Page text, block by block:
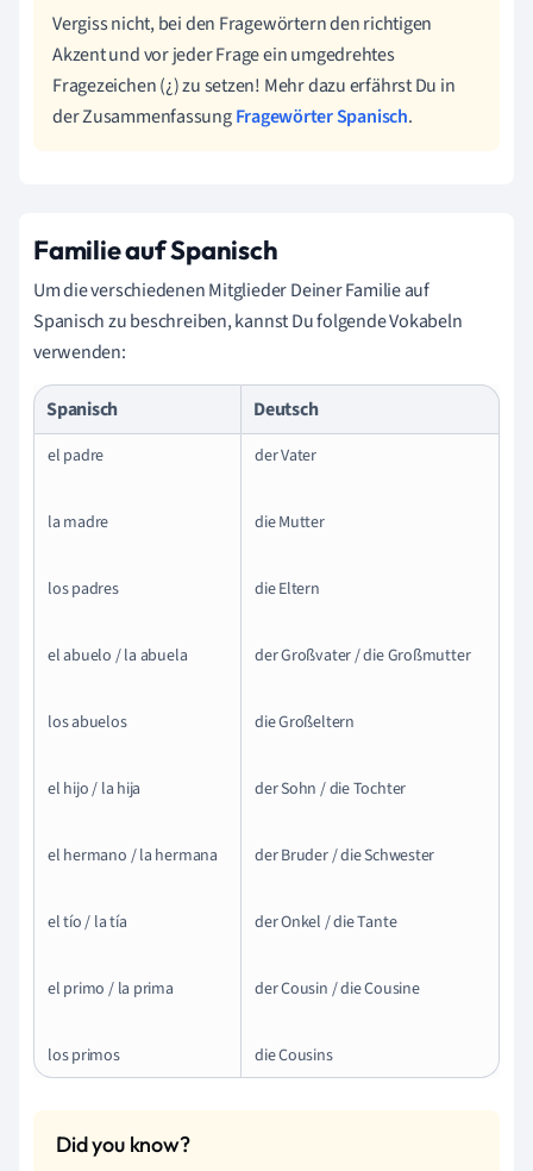
Vergiss nicht, bei den Fragewörtern den richtigen
Akzent und vor jeder Frage ein umgedrehtes
Fragezeichen (¿) zu setzen! Mehr dazu erfährst Du in
der ZusammenfassungFragewörter Spanisch.
Familie auf Spanisch
Um die verschiedenen Mitglieder Deiner Familie auf
Spanisch zu beschreiben, kannst Du folgende Vokabeln
verwenden:
Spanisch Deutsch
el padre
la madre
los padres
el abuelo / la abuela
los abuelos
el hijo / la hija
el hermano / la hermana
el tío / la tía
el primo / la prima
los primos
der Vater
die Mutter
die Eltern
der Großvater / die Großmutter
die Großeltern
der Sohn / die Tochter
der Bruder / die Schwester
der Onkel / die Tante
der Cousin / die Cousine
die Cousins